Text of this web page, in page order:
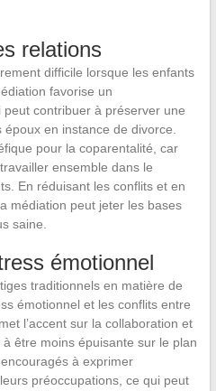
relations
difficile lorsque les enfants
favorise un
contribuer à préserver une
en instance de divorce.
pour la coparentalité, car
ensemble dans le
En réduisant les conflits et en
médiation peut jeter les bases
saine.
émotionnel
traditionnels en matière de
émotionnel et les conflits entre
l’accent sur la collaboration et
être moins épuisante sur le plan
à exprimer
préoccupations, ce qui peut